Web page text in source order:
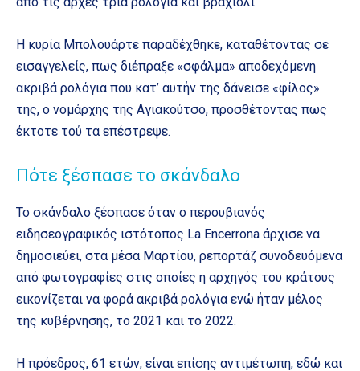
Η κυρία Μπολουάρτε παραδέχθηκε, καταθέτοντας σε
εισαγγελείς, πως διέπραξε «σφάλμα» αποδεχόμενη
ακριβά ρολόγια που κατ’ αυτήν της δάνεισε «φίλος»
της, ο νομάρχης της Αγιακούτσο, προσθέτοντας πως
έκτοτε τού τα επέστρεψε.
Πότε ξέσπασε το σκάνδαλο
Το σκάνδαλο ξέσπασε όταν ο περουβιανός
ειδησεογραφικός ιστότοπος La Encerrona άρχισε να
δημοσιεύει, στα μέσα Μαρτίου, ρεπορτάζ συνοδευόμενα
από φωτογραφίες στις οποίες η αρχηγός του κράτους
εικονίζεται να φορά ακριβά ρολόγια ενώ ήταν μέλος
της κυβέρνησης, το 2021 και το 2022.
Η πρόεδρος, 61 ετών, είναι επίσης αντιμέτωπη, εδώ και